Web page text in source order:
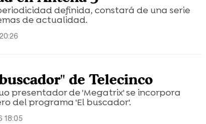
definida, constará de una serie
de actualidad.
de Telecinco
presentador de 'Megatrix' se incorpora
del programa 'El buscador'.
18:05